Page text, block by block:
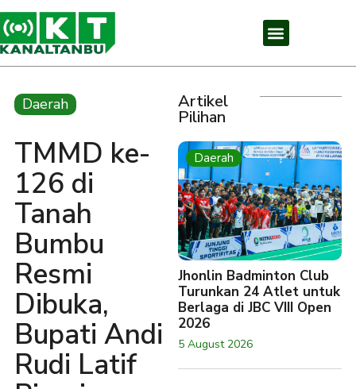
Daerah
TMMD ke-
126 di
Tanah
Bumbu
Resmi
Dibuka,
Bupati Andi
Rudi Latif
Artikel
Pilihan
Daerah
Jhonlin Badminton Club
Turunkan 24 Atlet untuk
Berlaga di JBC VIII Open
2026
5 August 2026